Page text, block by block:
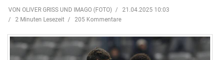
VON OLIVER GRISS UND IMAGO (FOTO)
21.04.2025 10:03
2 Minuten Lesezeit
205 Kommentare